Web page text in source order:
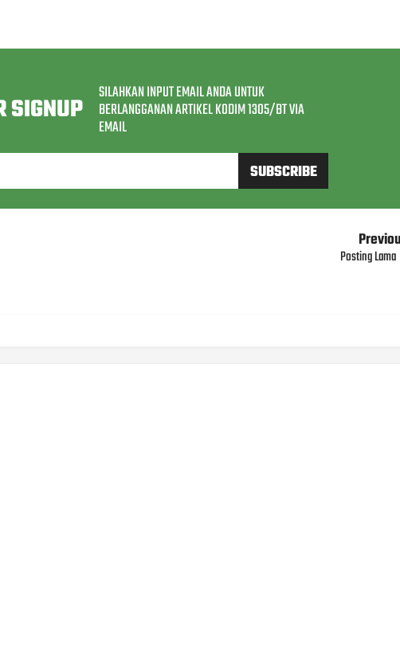
SIGNUP SILAHKAN INPUT EMAIL ANDA UNTUK
BERLANGGANAN ARTIKEL KODIM 1305/BT VIA
EMAIL
Posting Lama